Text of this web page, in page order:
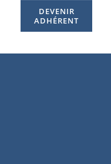
DEVENIR
ADHÉRENT